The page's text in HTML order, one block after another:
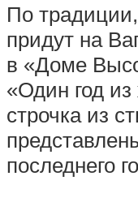
По
придут на
в «Доме
«Один год
строчка из
последнего